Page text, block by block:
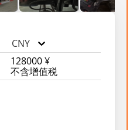
CNY
128000 ¥
不含增值税